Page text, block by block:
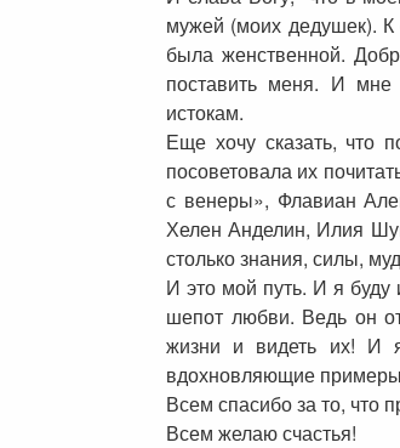
мужей (моих дедушек).
была женственной.
поставить меня. И мне
истокам.
Еще хочу сказать,
посоветовала их
с венеры», Флавиан
Хелен Анделин, Илия
столько знания, силы,
И это мой путь. И я
шепот любви. Ведь он
жизни и видеть их! И
вдохновляющие
Всем спасибо за то, что
Всем желаю счастья!